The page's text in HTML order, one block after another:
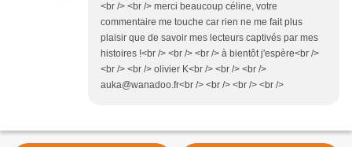
<br /> <br /> merci beaucoup céline, votre
commentaire me touche car rien ne me fait plus
plaisir que de savoir mes lecteurs captivés par mes
histoires !<br /> <br /> <br /> à bientôt j'espère<br />
<br /> <br /> olivier K<br /> <br /> <br />
auka@wanadoo.fr<br /> <br /> <br /> <br />